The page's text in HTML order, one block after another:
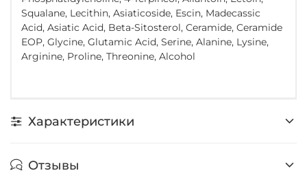
Squalane, Lecithin, Asiaticoside, Escin, Madecassic
Acid, Asiatic Acid, Beta-Sitosterol, Ceramide, Ceramide
EOP, Glycine, Glutamic Acid, Serine, Alanine, Lysine,
Arginine, Proline, Threonine, Alcohol
Характеристики
Отзывы